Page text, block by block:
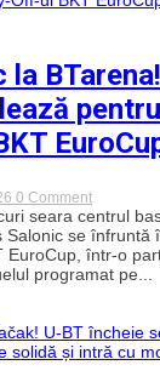
la
0 Commenton
Totul
sau
nimic
la
BTarena!
și
Aris
Salonic
seara centrul
Salonic se înfruntă
EuroCup, într-o
programat pe...